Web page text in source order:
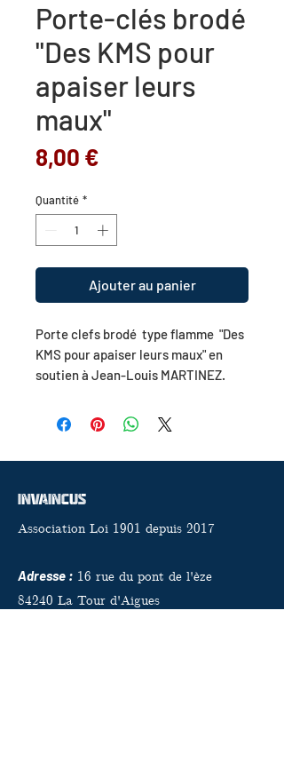
Porte-clés brodé
"Des KMS pour
apaiser leurs
maux"
8,00 €Prix
Quantité *
Ajouter au panier
Porte clefs brodé type flamme "Des
KMS pour apaiser leurs maux" en
soutien à Jean-Louis MARTINEZ.
InvaincuS
Association Loi 1901 depuis 2017
Adresse : 16 rue du pont de l'èze
84240 La Tour d'Aigues